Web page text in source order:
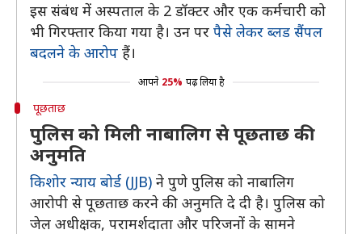
इस संबंध में अस्पताल के 2 डॉक्टर और एक कर्मचारी को
भी गिरफ्तार किया गया है। उन पर पैसे लेकर ब्लड सैंपल
बदलने के आरोप हैं।
आपने 25% पढ़ लिया है
पूछताछ
पुलिस को मिली नाबालिग से पूछताछ की
अनुमति
किशोर न्याय बोर्ड (JJB) ने पुणे पुलिस को नाबालिग
आरोपी से पूछताछ करने की अनुमति दे दी है। पुलिस को
जेल अधीक्षक, परामर्शदाता और परिजनों के सामने